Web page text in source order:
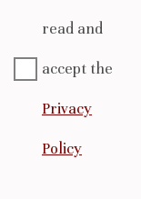
read and
accept the
Privacy
Policy